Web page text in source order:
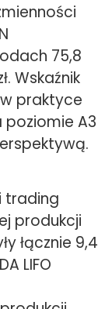
75,8
Wskaźnik
praktyce
poziomie A3
trading
produkcji
łącznie 9,4
LIFO